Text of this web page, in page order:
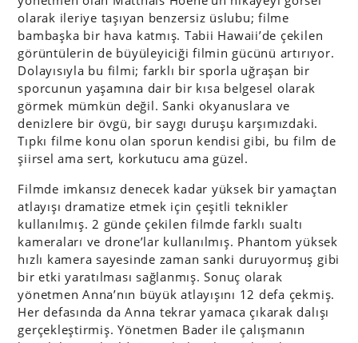
olarak ileriye taşıyan benzersiz üslubu; filme
bambaşka bir hava katmış. Tabii Hawaii’de çekilen
görüntülerin de büyüleyiciği filmin gücünü artırıyor.
Dolayısıyla bu filmi; farklı bir sporla uğraşan bir
sporcunun yaşamına dair bir kısa belgesel olarak
görmek mümkün değil. Sanki okyanuslara ve
denizlere bir övgü, bir saygı duruşu karşımızdaki.
Tıpkı filme konu olan sporun kendisi gibi, bu film de
şiirsel ama sert, korkutucu ama güzel.
Filmde imkansız denecek kadar yüksek bir yamaçtan
atlayışı dramatize etmek için çeşitli teknikler
kullanılmış. 2 günde çekilen filmde farklı sualtı
kameraları ve drone’lar kullanılmış. Phantom yüksek
hızlı kamera sayesinde zaman sanki duruyormuş gibi
bir etki yaratılması sağlanmış. Sonuç olarak
yönetmen Anna’nın büyük atlayışını 12 defa çekmiş.
Her defasında da Anna tekrar yamaca çıkarak dalışı
gerçekleştirmiş. Yönetmen Bader ile çalışmanın